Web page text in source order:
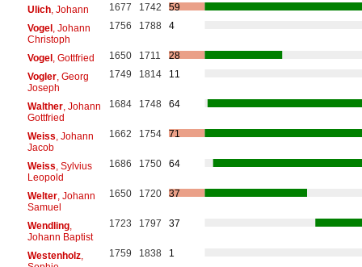
Ulich, Johann 1677 1742
59
Vogel, Johann
Christoph
1756 1788 4
Vogel, Gottfried 1650 1711
28
Vogler, Georg
Joseph
1749 1814 11
Walther, Johann
Gottfried
1684 1748 64
Weiss , Johann
Jacob
1662 1754 71
Weiss , Sylvius
Leopold
1686 1750 64
Welter, Johann
Samuel
1650 1720 37
Wendling,
Johann Baptist
1723 1797 37
Westenholz,
1759 1838 1